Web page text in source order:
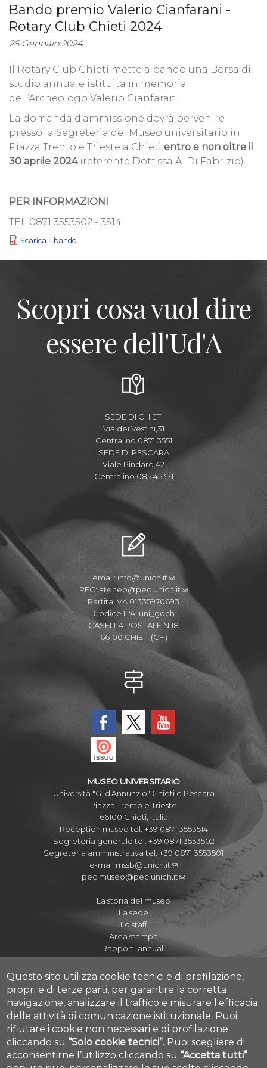
Bando premio Valerio Cianfarani -
Rotary Club Chieti 2024
26 Gennaio 2024
Il Rotary Club Chieti mette a bando una Borsa di
studio annuale istituita in memoria
dell’Archeologo Valerio Cianfarani.
La domanda d’ammissione dovrà pervenire
presso la Segreteria del Museo universitario in
Piazza Trento e Trieste a Chieti entro e non oltre il
30 aprile 2024(referente Dott.ssa A. Di Fabrizio).
PER INFORMAZIONI
TEL 0871 3553502 - 3514
Scarica il bando
Scopri cosa vuol dire
essere dell'Ud'A
SEDE DI CHIETI
Via dei Vestini,31
Centralino 0871.3551
SEDE DI PESCARA
Viale Pindaro,42
Centralino 085.45371
email: info@unich.it
PEC: ateneo@pec.unich.it
Partita IVA 01335970693
Codice IPA: uni_gdch
CASELLA POSTALE N.18
66100 CHIETI (CH)
MUSEO UNIVERSITARIO
Università "G. d'Annunzio" Chieti e Pescara
Piazza Trento e Trieste
66100 Chieti, Italia
Reception museo tel. +39 0871 3553514
Segreteria generale tel. +39 0871 3553502
Segreteria amministrativa tel. +39 0871 3553501
e-mail mssb@unich.it
pec museo@pec.unich.it
La storia del museo
La sede
Lo staff
Area stampa
Rapporti annuali
Regolamenti
Quaderni del Museo
Journal of Paleopathology
Proposte didattiche A.S. 2020-2021
Cookie settings
Questo sito utilizza cookie tecnici e di profilazione,
propri e di terze parti, per garantire la corretta
navigazione, analizzare il traffico e misurare l'efficacia
delle attività di comunicazione istituzionale. Puoi
rifiutare i cookie non necessari e di profilazione
cliccando su “Solo cookie tecnici”. Puoi scegliere di
acconsentirne l’utilizzo cliccando su “Accetta tutti”